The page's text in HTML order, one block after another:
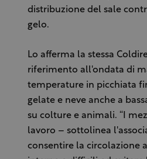
distribuzione del sale
gelo.
Lo afferma la stessa
riferimento all'ondata di
temperature in picchiata
gelate e neve anche a
su colture e animali. “I
lavoro – sottolinea
consentire la circolazione